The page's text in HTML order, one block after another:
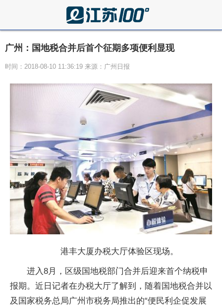
广州：国地税合并后首个征期多项便利显现
时间：2018-08-10 11:36:19 来源：广州日报
港丰大厦办税大厅体验区现场。
进入8月，区级国地税部门合并后迎来首个纳税申
报期。近日记者在办税大厅了解到，随着国地税合并以
及国家税务总局广州市税务局推出的“便民利企促发展